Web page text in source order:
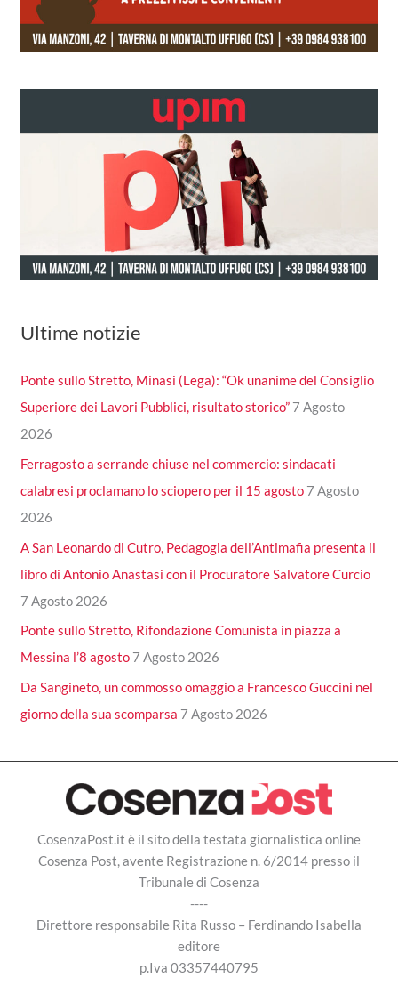
Ultime notizie
Ponte sullo Stretto, Minasi (Lega): “Ok unanime del Consiglio
Superiore dei Lavori Pubblici, risultato storico” 7 Agosto
2026
Ferragosto a serrande chiuse nel commercio: sindacati
calabresi proclamano lo sciopero per il 15 agosto 7 Agosto
2026
A San Leonardo di Cutro, Pedagogia dell’Antimafia presenta il
libro di Antonio Anastasi con il Procuratore Salvatore Curcio
7 Agosto 2026
Ponte sullo Stretto, Rifondazione Comunista in piazza a
Messina l’8 agosto 7 Agosto 2026
Da Sangineto, un commosso omaggio a Francesco Guccini nel
giorno della sua scomparsa 7 Agosto 2026
CosenzaPost.it è il sito della testata giornalistica online
Cosenza Post, avente Registrazione n. 6/2014 presso il
Tribunale di Cosenza
----
Direttore responsabile Rita Russo – Ferdinando Isabella
editore
p.Iva 03357440795